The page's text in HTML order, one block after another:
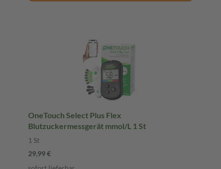
OneTouch Select Plus Flex
Blutzuckermessgerät mmol/L 1 St
1 St
29,99 €